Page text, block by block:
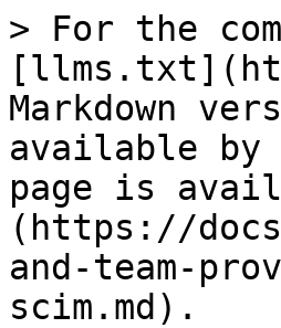
> For the
Markdown
available by
page is
(https://
and-team-
scim.md).